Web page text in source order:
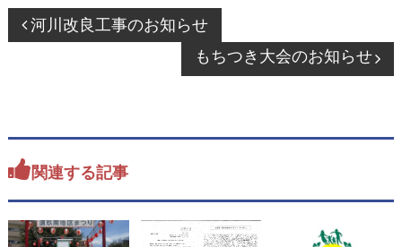
投
稿
ー
シ
河川改良工事のお知らせ
もちつき大会のお知らせ
関連する記事